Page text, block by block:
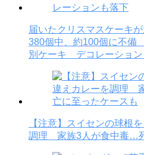
届いたクリスマスケーキ
380個中、約100個に不
別ケーキ デコレーション
【注意】スイセンの球根
調理 家族3人が食中毒…